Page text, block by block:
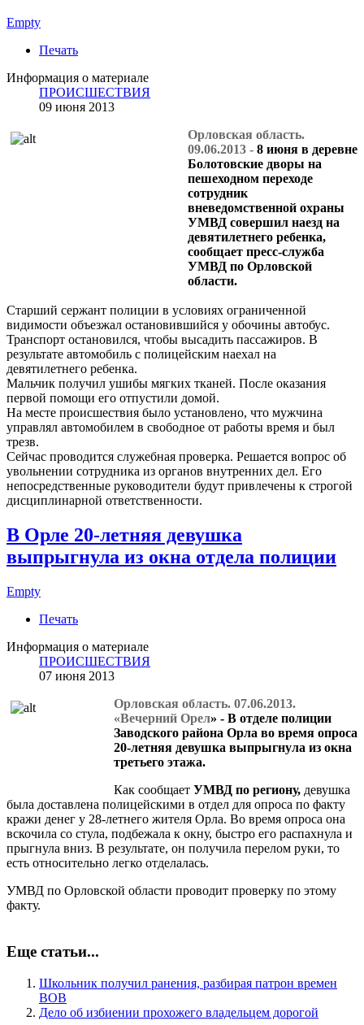
Empty
Печать
Информация о материале
ПРОИСШЕСТВИЯ
09 июня 2013
Орловская область.
09.06.2013 - 8 июня в деревне
Болотовские дворы на
пешеходном переходе
сотрудник
вневедомственной охраны
УМВД совершил наезд на
девятилетнего ребенка,
сообщает пресс-служба
УМВД по Орловской
области.
Старший сержант полиции в условиях ограниченной
видимости объезжал остановившийся у обочины автобус.
Транспорт остановился, чтобы высадить пассажиров. В
результате автомобиль с полицейским наехал на
девятилетнего ребенка.
Мальчик получил ушибы мягких тканей. После оказания
первой помощи его отпустили домой.
На месте происшествия было установлено, что мужчина
управлял автомобилем в свободное от работы время и был
трезв.
Сейчас проводится служебная проверка. Решается вопрос об
увольнении сотрудника из органов внутренних дел. Его
непосредственные руководители будут привлечены к строгой
дисциплинарной ответственности.
В Орле 20-летняя девушка
выпрыгнула из окна отдела полиции
Empty
Печать
Информация о материале
ПРОИСШЕСТВИЯ
07 июня 2013
Орловская область. 07.06.2013.
«Вечерний Орел» - В отделе полиции
Заводского района Орла во время опроса
20-летняя девушка выпрыгнула из окна
третьего этажа.
Как сообщает УМВД по региону, девушка
была доставлена полицейскими в отдел для опроса по факту
кражи денег у 28-летнего жителя Орла. Во время опроса она
вскочила со стула, подбежала к окну, быстро его распахнула и
прыгнула вниз. В результате, он получила перелом руки, то
есть относительно легко отделалась.
УМВД по Орловской области проводит проверку по этому
факту.
Еще статьи...
Школьник получил ранения, разбирая патрон времен
ВОВ
Дело об избиении прохожего владельцем дорогой